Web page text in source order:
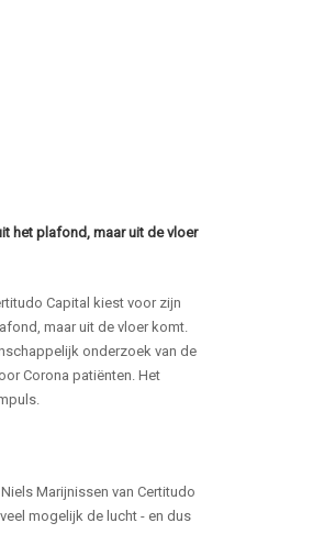
het plafond, maar uit de vloer
Capital kiest voor zijn
maar uit de vloer komt.
onderzoek van de
Corona patiënten. Het
Marijnissen van Certitudo
mogelijk de lucht - en dus